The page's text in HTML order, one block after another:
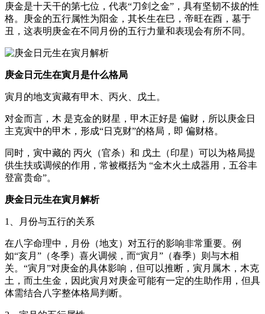
庚金是十天干的第七位，代表“刀剑之金”，具有坚韧不拔的性
格。庚金的五行属性为阳金，其长生在巳，帝旺在酉，墓于
丑，这表明庚金在不同月份的五行力量和表现会有所不同。
庚金日元生在寅月是什么格局
寅月的地支寅藏有甲木、丙火、戊土。
对金而言，木 是克金的财星，甲木正好是 偏财，所以庚金日
主克寅中的甲木，形成“日克财”的格局，即 偏财格。
同时，寅中藏的 丙火（官杀）和 戊土（印星）可以为格局提
供生扶或调候的作用，常被概括为 “金木火土成器用，五谷丰
登富贵命”。
庚金日元生在寅月解析
1、月份与五行的关系
在八字命理中，月份（地支）对五行的影响非常重要。例
如“亥月”（冬季）喜火调候，而“寅月”（春季）则与木相
关。“寅月”对庚金的具体影响，但可以推断，寅月属木，木克
土，而土生金，因此寅月对庚金可能有一定的生助作用，但具
体需结合八字整体格局判断。